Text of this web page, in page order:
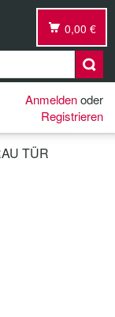
0,00 €
Anmeldenoder
Registrieren
TÜR